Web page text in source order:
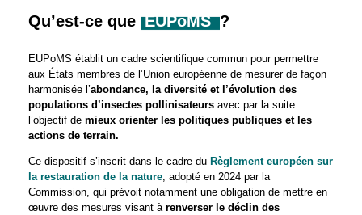
Qu’est-ce que EUPoMS ?
EUPoMS établit un cadre scientifique commun pour permettre
aux États membres de l’Union européenne de mesurer de façon
harmonisée l’abondance, la diversité et l’évolution des
populations d’insectes pollinisateurs avec par la suite
l’objectif de mieux orienter les politiques publiques et les
actions de terrain.
Ce dispositif s’inscrit dans le cadre du Règlement européen sur
la restauration de la nature, adopté en 2024 par la
Commission, qui prévoit notamment une obligation de mettre en
œuvre des mesures visant à renverser le déclin des